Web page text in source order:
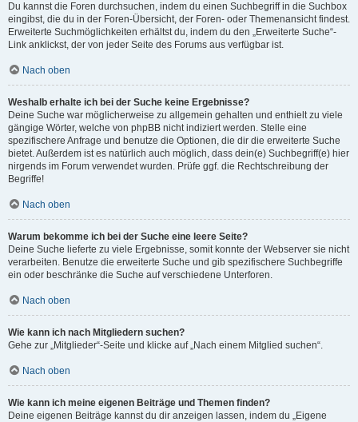
Du kannst die Foren durchsuchen, indem du einen Suchbegriff in die Suchbox
eingibst, die du in der Foren-Übersicht, der Foren- oder Themenansicht findest.
Erweiterte Suchmöglichkeiten erhältst du, indem du den „Erweiterte Suche“-
Link anklickst, der von jeder Seite des Forums aus verfügbar ist.
Nach oben
Weshalb erhalte ich bei der Suche keine Ergebnisse?
Deine Suche war möglicherweise zu allgemein gehalten und enthielt zu viele
gängige Wörter, welche von phpBB nicht indiziert werden. Stelle eine
spezifischere Anfrage und benutze die Optionen, die dir die erweiterte Suche
bietet. Außerdem ist es natürlich auch möglich, dass dein(e) Suchbegriff(e) hier
nirgends im Forum verwendet wurden. Prüfe ggf. die Rechtschreibung der
Begriffe!
Nach oben
Warum bekomme ich bei der Suche eine leere Seite?
Deine Suche lieferte zu viele Ergebnisse, somit konnte der Webserver sie nicht
verarbeiten. Benutze die erweiterte Suche und gib spezifischere Suchbegriffe
ein oder beschränke die Suche auf verschiedene Unterforen.
Nach oben
Wie kann ich nach Mitgliedern suchen?
Gehe zur „Mitglieder“-Seite und klicke auf „Nach einem Mitglied suchen“.
Nach oben
Wie kann ich meine eigenen Beiträge und Themen finden?
Deine eigenen Beiträge kannst du dir anzeigen lassen, indem du „Eigene